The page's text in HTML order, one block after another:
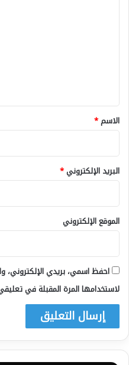
*
الاسم*
البريد الإلكتروني*
الموقع الإلكتروني
احفظ اسمي، بريدي الإلكتروني،
لاستخدامها المرة المقبلة في